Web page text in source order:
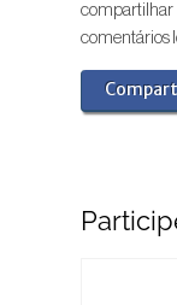
comentários